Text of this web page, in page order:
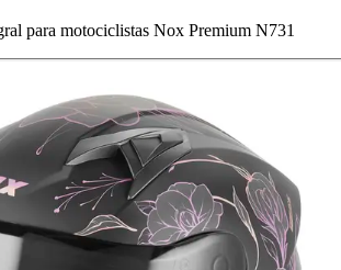
para motociclistas Nox Premium N731